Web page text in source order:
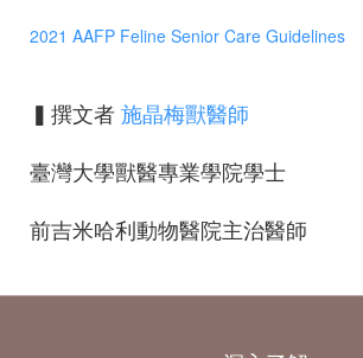
2021 AAFP Feline Senior Care Guidelines
▍撰文者施晶梅獸醫師
臺灣大學獸醫專業學院學士
前吉米哈利動物醫院主治醫師